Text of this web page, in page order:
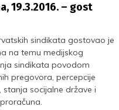
19.3.2016. – gost
sindikata gostovao je
na temu medijskog
sindikata povodom
pregovora, percepcije
socijalne države i